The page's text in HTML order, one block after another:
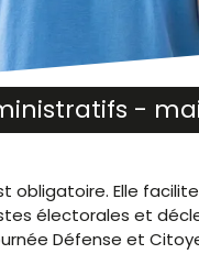
-
obligatoire. Elle
électorales et
Défense et